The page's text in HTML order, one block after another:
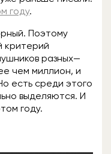
году.
Поэтому
критерий
разных—
чем миллион, и
есть среди этого
выделяются. И
году.